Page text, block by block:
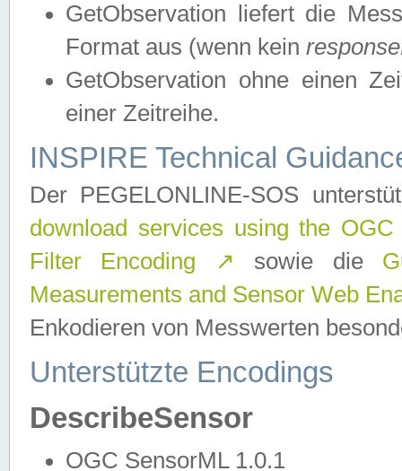
GetObservation liefert die
Format aus (wenn kein
GetObservation ohne einen
einer Zeitreihe.
INSPIRE Technical
Der PEGELONLINE-SOS
download services using the
Filter Encoding
↗ sowie die
Measurements and Sensor Web
Enkodieren von Messwerten
Unterstützte Encodings
DescribeSensor
OGC SensorML 1.0.1